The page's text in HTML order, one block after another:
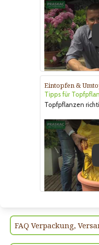
Eintopfen &
Tipps für
Topfpflanzen
FAQ Verpackung,